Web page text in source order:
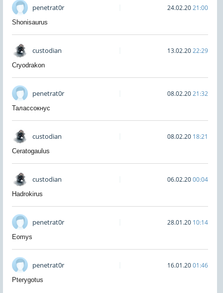
penetrat0r 24.02.2021:00
Shonisaurus
custodian 13.02.2022:29
Cryodrakon
penetrat0r 08.02.2021:32
Талассокнус
custodian 08.02.20 18:21
Ceratogaulus
custodian 06.02.2000:04
Hadrokirus
penetrat0r 28.01.20 10:14
Eomys
penetrat0r 16.01.2001:46
Pterygotus